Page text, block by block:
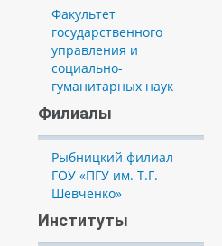
Факультет
государственного
управления и
социально-
гуманитарных наук
Филиалы
Рыбницкий филиал
ГОУ «ПГУ им. Т.Г.
Шевченко»
Институты